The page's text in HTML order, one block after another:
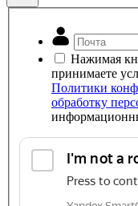
Нажимая
принимаете
Политики
обработку